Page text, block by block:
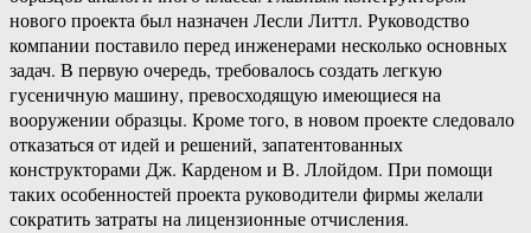
нового проекта был назначен Лесли Литтл. Руководство
компании поставило перед инженерами несколько основных
задач. В первую очередь, требовалось создать легкую
гусеничную машину, превосходящую имеющиеся на
вооружении образцы. Кроме того, в новом проекте следовало
отказаться от идей и решений, запатентованных
конструкторами Дж. Карденом и В. Ллойдом. При помощи
таких особенностей проекта руководители фирмы желали
сократить затраты на лицензионные отчисления.